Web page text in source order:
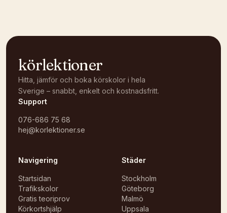
körlektioner
Hitta, jämför och boka körskolor i hela
Sverige – snabbt, enkelt och kostnadsfritt.
Support
076-686 75 68
hej@korlektioner.se
Navigering
Startsidan
Trafikskolor
Gratis teoriprov
Körkortshjälp
Städer
Stockholm
Göteborg
Malmö
Uppsala